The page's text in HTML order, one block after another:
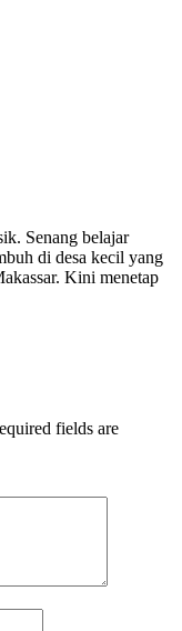
Senang belajar
di desa kecil yang
Kini menetap
fields are